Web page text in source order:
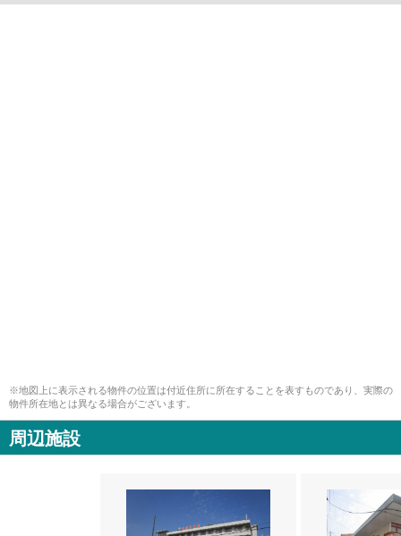
※地図上に表示される物件の位置は付近住所に所在することを表すものであり、実際の
物件所在地とは異なる場合がございます。
周辺施設